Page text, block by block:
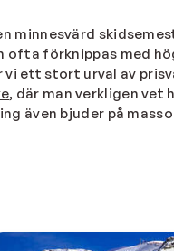
minnesvärd
förknippas med
ett stort urval av
, där man verkligen vet
även bjuder på